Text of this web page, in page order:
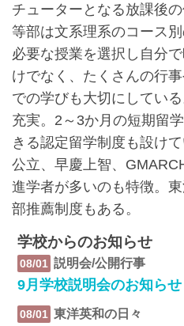
チューターとなる放課後
等部は文系理系のコース
必要な授業を選択し自分
けでなく、たくさんの行
での学びも大切にしてい
充実。2～3か月の短期留
きる認定留学制度も設け
公立、早慶上智、
進学者が多いのも特徴。
部推薦制度もある。
学校からのお知らせ
08/01 説明会/公開行事
9月学校説明会のお知らせ
08/01 東洋英和の日々